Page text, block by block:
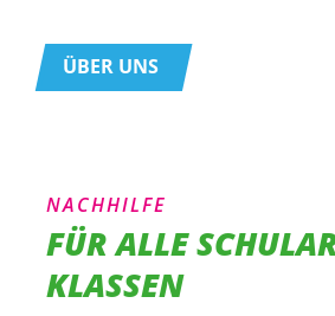
ÜBER UNS
NACHHILFE
FÜR ALLE
KLASSEN